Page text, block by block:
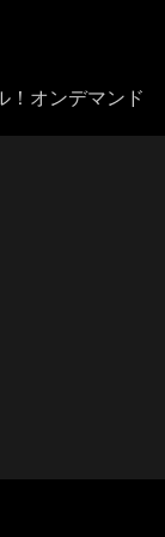
！オンデマンド